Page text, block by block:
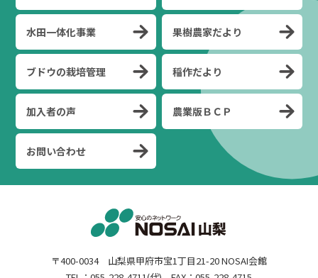
水田一体化事業 果樹農家だより
ブドウの栽培管理 稲作だより
加入者の声 農業版ＢＣＰ
お問い合わせ
〒400-0034 山梨県甲府市宝1丁目21-20 NOSAI会館